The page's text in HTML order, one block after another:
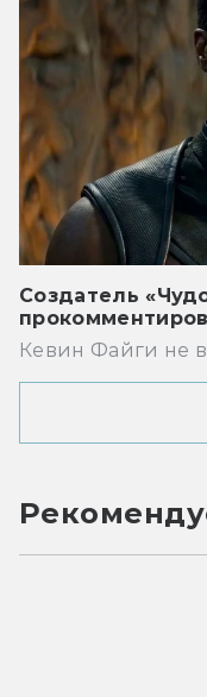
Создатель
Кевин Файги не